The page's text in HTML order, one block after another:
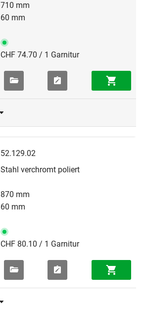
710 mm
60 mm
CHF 74.70 / 1 Garnitur
52.129.02
Stahl verchromt poliert
870 mm
60 mm
CHF 80.10 / 1 Garnitur